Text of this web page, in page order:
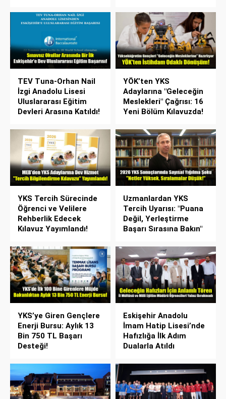
TEV Tuna-Orhan Nail
İzgi Anadolu Lisesi
Uluslararası Eğitim
Devleri Arasına Katıldı!
YÖK’ten YKS
Adaylarına "Geleceğin
Meslekleri" Çağrısı: 16
Yeni Bölüm Kılavuzda!
YKS Tercih Sürecinde
Öğrenci ve Velilere
Rehberlik Edecek
Kılavuz Yayımlandı!
Uzmanlardan YKS
Tercih Uyarısı: "Puana
Değil, Yerleştirme
Başarı Sırasına Bakın"
YKS’ye Giren Gençlere
Enerji Bursu: Aylık 13
Bin 750 TL Başarı
Desteği!
Eskişehir Anadolu
İmam Hatip Lisesi’nde
Hafızlığa İlk Adım
Dualarla Atıldı